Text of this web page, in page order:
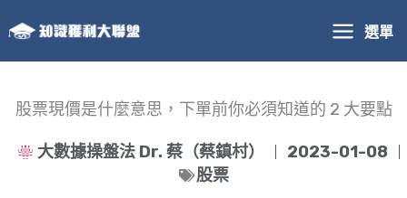
至
主
選單
股票現價是什麼意思，下單前你必須知道的 2 大要點
大數據操盤法 Dr. 蔡（蔡鎮村）
2023-01-08
股票